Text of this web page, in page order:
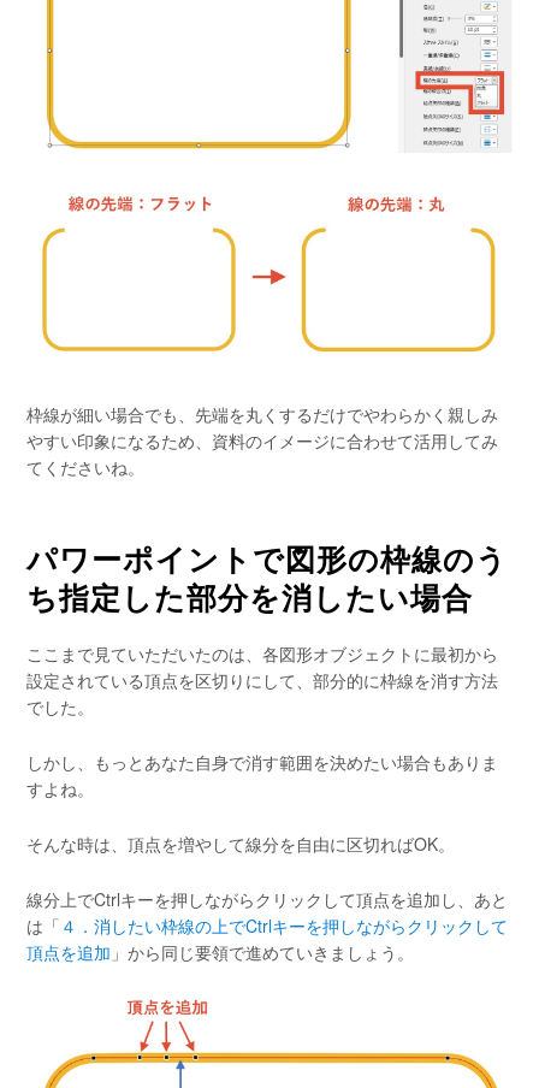
枠線が細い場合でも、先端を丸くするだけでやわらかく親しみ
やすい印象になるため、資料のイメージに合わせて活用してみ
てくださいね。
パワーポイントで図形の枠線のう
ち指定した部分を消したい場合
ここまで見ていただいたのは、各図形オブジェクトに最初から
設定されている頂点を区切りにして、部分的に枠線を消す方法
でした。
しかし、もっとあなた自身で消す範囲を決めたい場合もありま
すよね。
そんな時は、頂点を増やして線分を自由に区切ればOK。
線分上でCtrlキーを押しながらクリックして頂点を追加し、あと
は「 ４．消したい枠線の上でCtrlキーを押しながらクリックして
頂点を追加 」から同じ要領で進めていきましょう。